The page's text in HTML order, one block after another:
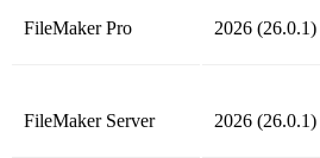
FileMaker Pro 2026 (26.0.1)
FileMaker Server 2026 (26.0.1)